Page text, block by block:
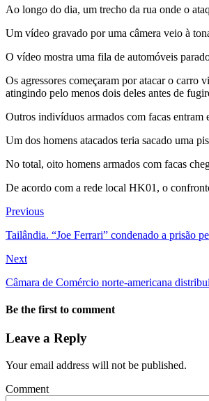
Ao longo do dia, um trecho da rua onde o
Um vídeo gravado por uma câmera veio à
O vídeo mostra uma fila de automóveis
Os agressores começaram por atacar o carro
atingindo pelo menos dois deles antes de
Outros indivíduos armados com facas entram
Um dos homens atacados teria sacado uma
No total, oito homens armados com facas
De acordo com a rede local HK01, o
Previous
Tailândia. “Joe Ferrari” condenado a prisão
Next
Câmara de Comércio norte-americana
Be the first to comment
Leave a Reply
Your email address will not be published.
Comment